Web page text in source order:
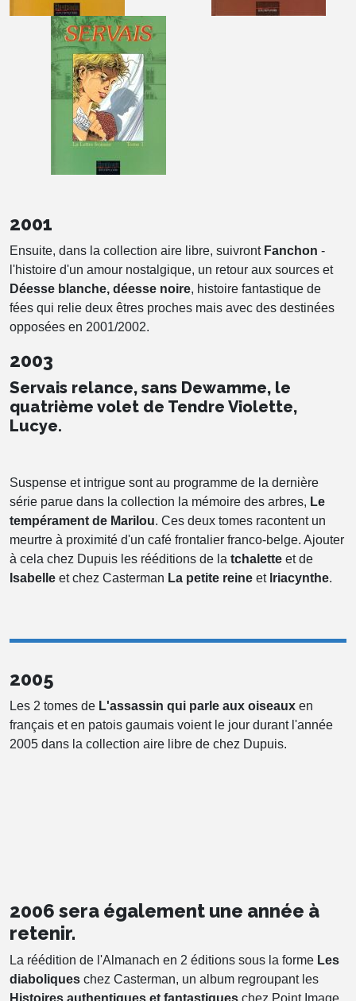
2001
Ensuite, dans la collection aire libre, suivrontFanchon -
l'histoire d'un amour nostalgique, un retour aux sources et
Déesse blanche, déesse noire, histoire fantastique de
fées qui relie deux êtres proches mais avec des destinées
opposées en 2001/2002.
2003
Servais relance, sans Dewamme, le
quatrième volet de Tendre Violette,
Lucye.
Suspense et intrigue sont au programme de la dernière
série parue dans la collection la mémoire des arbres, Le
tempérament de Marilou. Ces deux tomes racontent un
meurtre à proximité d'un café frontalier franco-belge. Ajouter
à cela chez Dupuis les rééditions de la tchalette et de
Isabelle et chez Casterman La petite reine et lriacynthe.
2005
Les 2 tomes de L'assassin qui parle aux oiseaux en
français et en patois gaumais voient le jour durant l'année
2005 dans la collection aire libre de chez Dupuis.
2006 sera également une année à
retenir.
La réédition de l'Almanach en 2 éditions sous la forme Les
diaboliques chez Casterman, un album regroupant les
Histoires authentiques et fantastiques chez Point Image